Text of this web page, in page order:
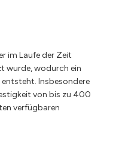
im Laufe der Zeit
wurde, wodurch ein
Insbesondere
von bis zu 400
verfügbaren